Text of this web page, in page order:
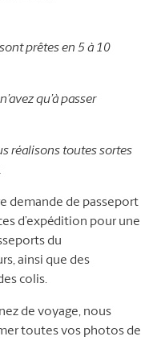
prêtes en 5 à 10
qu’à passer
réalisons toutes sortes
demande de passeport
d’expédition pour une
du
ainsi que des
colis.
de voyage, nous
toutes vos photos de